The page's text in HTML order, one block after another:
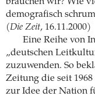
brauchen wir? Wie
demografisch
(Die Zeit, 16.11.2000)
Eine Reihe von
„deutschen
zuzuwenden. So
Zeitung die seit
zur Idee der Nation